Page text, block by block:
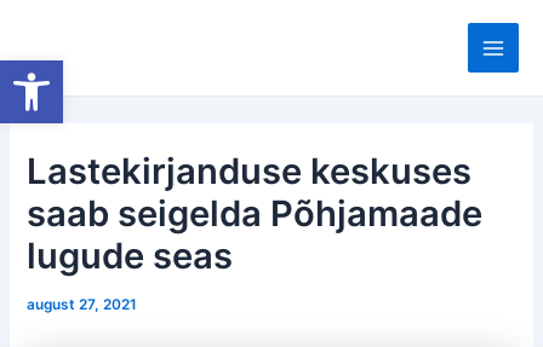
Open toolbar
content
Main
Lastekirjanduse keskuses
saab seigelda Põhjamaade
lugude seas
august 27, 2021